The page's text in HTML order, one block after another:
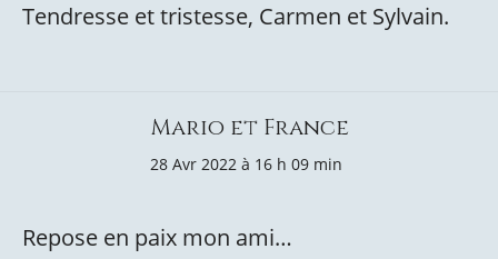
Tendresse et tristesse, Carmen et Sylvain.
Mario et France
28 Avr 2022 à 16 h 09 min
Repose en paix mon ami…